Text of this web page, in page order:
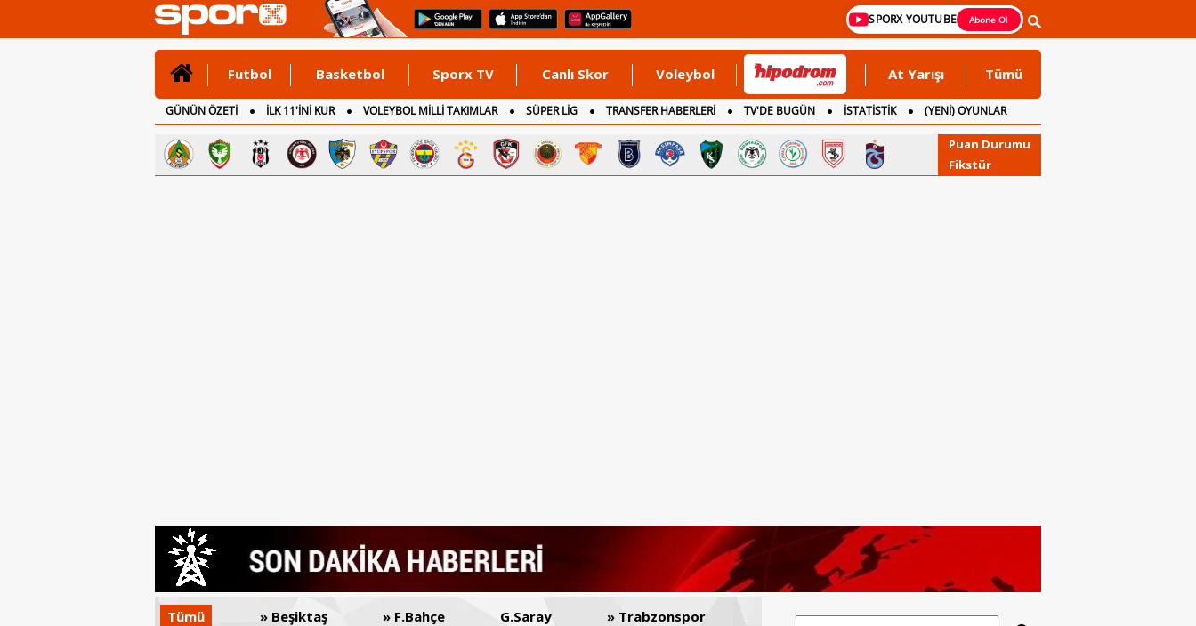
SPORX YOUTUBE Abone Ol
Futbol Basketbol Sporx TV Canlı Skor Voleybol At Yarışı Tümü
GÜNÜN ÖZETİ İLK 11'İNİ KUR VOLEYBOL MİLLİ TAKIMLAR SÜPER LİG TRANSFER HABERLERİ TV'DE BUGÜN İSTATİSTİK
(YENİ) OYUNLAR
CANLI ANLATIM
İNGİLTERE
Puan Durumu
Fikstür
Tümü » Beşiktaş » F.Bahçe G.Saray
» Trabzonspor